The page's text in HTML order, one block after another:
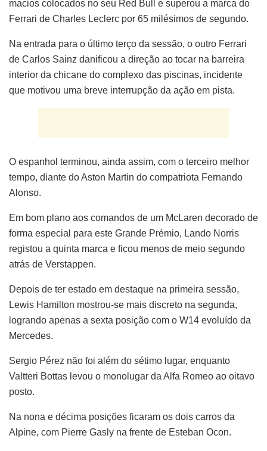
macios colocados no seu Red Bull e superou a marca do
Ferrari de Charles Leclerc por 65 milésimos de segundo.
Na entrada para o último terço da sessão, o outro Ferrari
de Carlos Sainz danificou a direção ao tocar na barreira
interior da chicane do complexo das piscinas, incidente
que motivou uma breve interrupção da ação em pista.
O espanhol terminou, ainda assim, com o terceiro melhor
tempo, diante do Aston Martin do compatriota Fernando
Alonso.
Em bom plano aos comandos de um McLaren decorado de
forma especial para este Grande Prémio, Lando Norris
registou a quinta marca e ficou menos de meio segundo
atrás de Verstappen.
Depois de ter estado em destaque na primeira sessão,
Lewis Hamilton mostrou-se mais discreto na segunda,
logrando apenas a sexta posição com o W14 evoluído da
Mercedes.
Sergio Pérez não foi além do sétimo lugar, enquanto
Valtteri Bottas levou o monolugar da Alfa Romeo ao oitavo
posto.
Na nona e décima posições ficaram os dois carros da
Alpine, com Pierre Gasly na frente de Esteban Ocon.